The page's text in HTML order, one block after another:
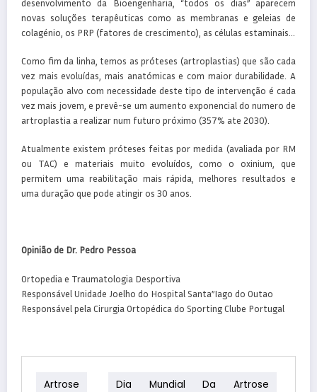
desenvolvimento da Bioengenharia, “todos os dias” aparecem
novas soluções terapêuticas como as membranas e geleias de
colagénio, os PRP (fatores de crescimento), as células estaminais…
Como fim da linha, temos as próteses (artroplastias) que são cada
vez mais evoluídas, mais anatómicas e com maior durabilidade. A
população alvo com necessidade deste tipo de intervenção é cada
vez mais jovem, e prevê-se um aumento exponencial do numero de
artroplastia a realizar num futuro próximo (357% ate 2030).
Atualmente existem próteses feitas por medida (avaliada por RM
ou TAC) e materiais muito evoluídos, como o oxinium, que
permitem uma reabilitação mais rápida, melhores resultados e
uma duração que pode atingir os 30 anos.
Opinião de Dr. Pedro Pessoa
Ortopedia e Traumatologia Desportiva
Responsável Unidade Joelho do Hospital Santa”Iago do Outao
Responsável pela Cirurgia Ortopédica do Sporting Clube Portugal
Artrose Dia Mundial Da Artrose